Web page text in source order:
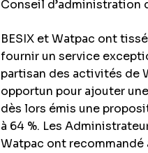
Conseil d’administration
BESIX et Watpac ont
fournir un service
partisan des activités de
opportun pour ajouter
dès lors émis une
à 64 %. Les
Watpac ont